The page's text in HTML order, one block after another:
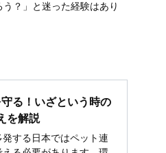
？」と迷った経験はあり
る！いざという時の
を解説
する日本ではペット連